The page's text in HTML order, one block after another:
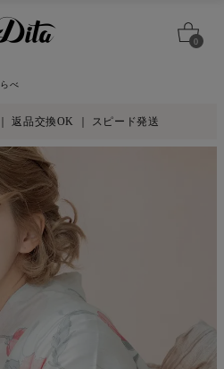
0
べ
返品交換OK ｜ スピード発送